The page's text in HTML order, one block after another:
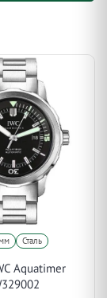
Сталь
Aquatimer